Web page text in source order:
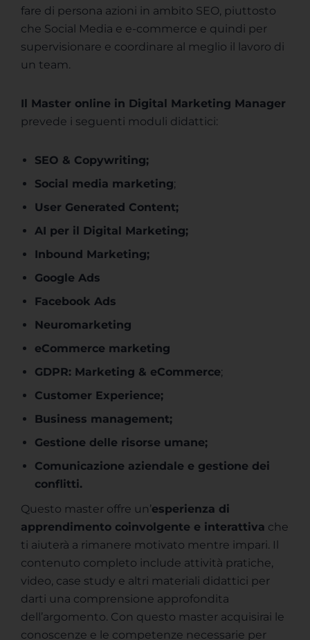
fare di persona azioni in ambito SEO, piuttosto
che Social Media e e-commerce e quindi per
supervisionare e coordinare al meglio il lavoro di
un team.
Il Master online in Digital Marketing Manager
prevede i seguenti moduli didattici:
SEO & Copywriting;
Social media marketing;
User Generated Content;
AI per il Digital Marketing;
Inbound Marketing;
Google Ads
Facebook Ads
Neuromarketing
eCommerce marketing
GDPR: Marketing & eCommerce;
Customer Experience;
Business management;
Gestione delle risorse umane;
Comunicazione aziendale e gestione dei
conflitti.
Questo master offre un’esperienza di
apprendimento coinvolgente e interattiva che
ti aiuterà a rimanere motivato mentre impari. Il
contenuto completo include attività pratiche,
video, case study e altri materiali didattici per
darti una comprensione approfondita
dell’argomento. Con questo master acquisirai le
conoscenze e le competenze necessarie per